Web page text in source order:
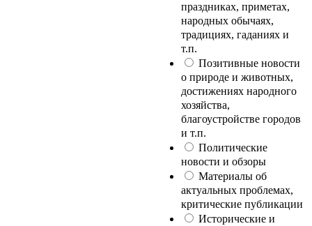
праздниках, приметах,
народных обычаях,
традициях, гаданиях и
т.п.
Позитивные новости
о природе и животных,
достижениях народного
хозяйства,
благоустройстве городов
и т.п.
Политические
новости и обзоры
Материалы об
актуальных проблемах,
критические публикации
Исторические и